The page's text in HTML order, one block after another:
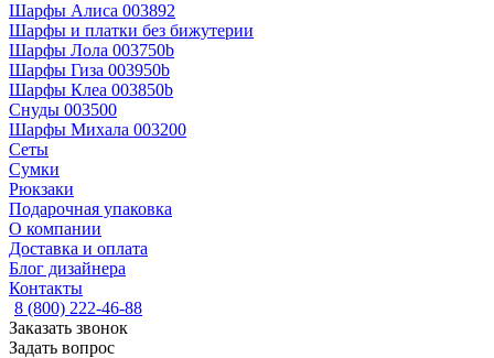
Шарфы Алиса 003892
Шарфы и платки без бижутерии
Шарфы Лола 003750b
Шарфы Гиза 003950b
Шарфы Клеа 003850b
Снуды 003500
Шарфы Михала 003200
Сеты
Сумки
Рюкзаки
Подарочная упаковка
О компании
Доставка и оплата
Блог дизайнера
Контакты
8 (800) 222-46-88
Заказать звонок
Задать вопрос